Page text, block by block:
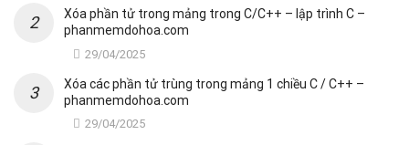
Xóa phần tử trong mảng trong C/C++ – lập trình C –
phanmemdohoa.com
29/04/2025
Xóa các phần tử trùng trong mảng 1 chiều C / C++ –
phanmemdohoa.com
29/04/2025